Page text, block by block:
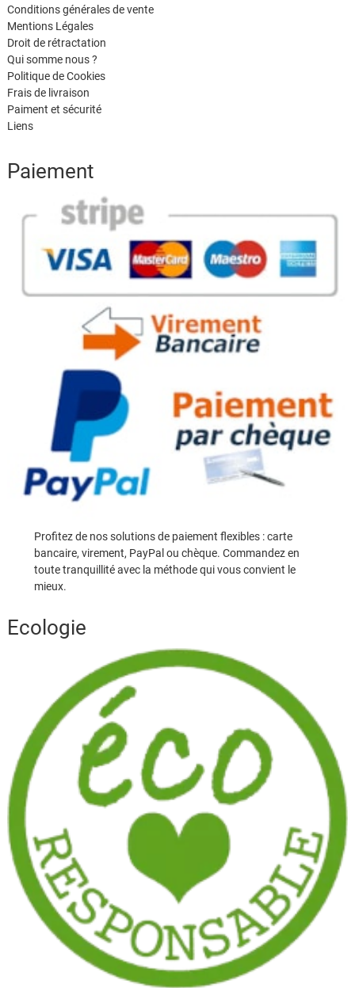
Conditions générales de vente
Mentions Légales
Droit de rétractation
Qui somme nous ?
Politique de Cookies
Frais de livraison
Paiment et sécurité
Liens
Paiement
Profitez de nos solutions de paiement flexibles : carte
bancaire, virement, PayPal ou chèque. Commandez en
toute tranquillité avec la méthode qui vous convient le
mieux.
Ecologie